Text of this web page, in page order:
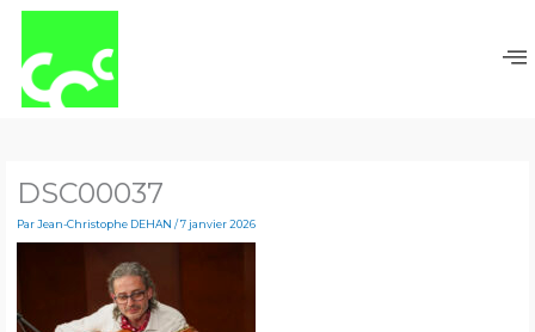
DSC00037
ParJean-Christophe DEHAN /7 janvier 2026